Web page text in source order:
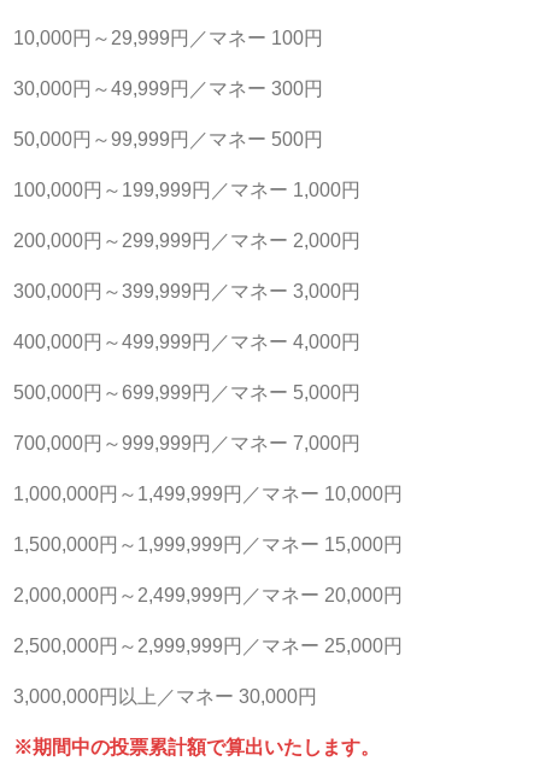
10,000円～29,999円／マネー 100円
30,000円～49,999円／マネー 300円
50,000円～99,999円／マネー 500円
100,000円～199,999円／マネー 1,000円
200,000円～299,999円／マネー 2,000円
300,000円～399,999円／マネー 3,000円
400,000円～499,999円／マネー 4,000円
500,000円～699,999円／マネー 5,000円
700,000円～999,999円／マネー 7,000円
1,000,000円～1,499,999円／マネー 10,000円
1,500,000円～1,999,999円／マネー 15,000円
2,000,000円～2,499,999円／マネー 20,000円
2,500,000円～2,999,999円／マネー 25,000円
3,000,000円以上／マネー 30,000円
※期間中の投票累計額で算出いたします。